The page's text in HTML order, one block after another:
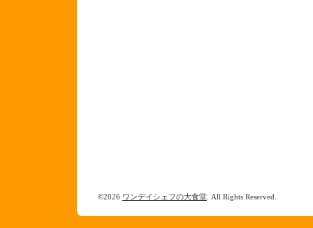
©2026 ワンデイシェフの大食堂 . All Rights Reserved.